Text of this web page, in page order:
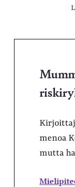
menoa
mutta